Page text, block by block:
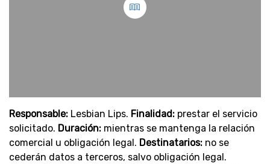
Responsable: Lesbian Lips. Finalidad: prestar el servicio
solicitado. Duración: mientras se mantenga la relación
comercial u obligación legal. Destinatarios: no se
cederán datos a terceros, salvo obligación legal.